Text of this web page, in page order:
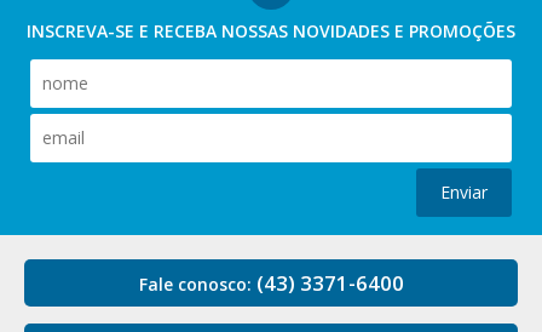
INSCREVA-SE E RECEBA NOSSAS NOVIDADES E PROMOÇÕES
Enviar
Fale conosco: (43) 3371-6400